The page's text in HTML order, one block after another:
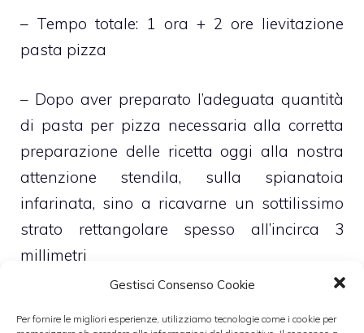
Gestisci Consenso Cookie
Per fornire le migliori esperienze, utilizziamo tecnologie come i cookie per
– Tempo totale: 1 ora + 2 ore lievitazione
pasta pizza
– Dopo aver preparato l’adeguata quantità
di pasta per pizza necessaria alla corretta
preparazione delle ricetta oggi alla nostra
attenzione stendila, sulla spianatoia
infarinata, sino a ricavarne un sottilissimo
strato rettangolare spesso all’incirca 3
millimetri